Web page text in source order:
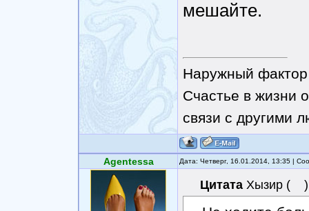
мешайте.
Наружный фактор
Счастье в жизни
связи с другими
Agentessa Дата: Четверг, 16.01.2014, 13:35 |
Цитата Хызир ( )